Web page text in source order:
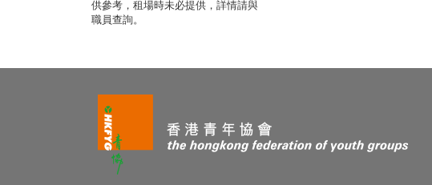
供參考，租場時未必提供，詳情請與
職員查詢。